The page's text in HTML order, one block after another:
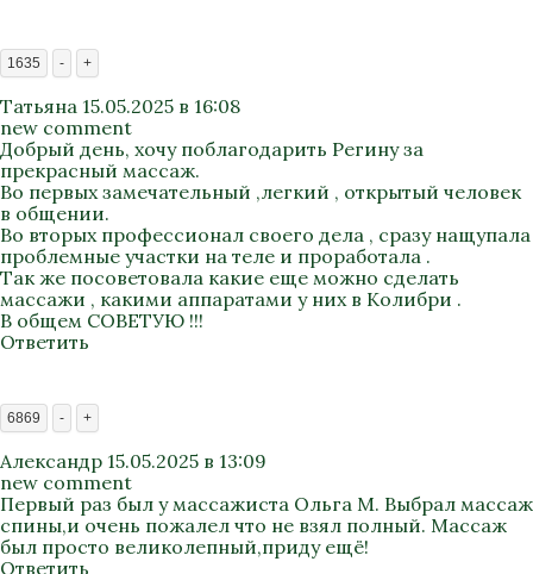
1635 - +
Татьяна 15.05.2025 в 16:08
new comment
Добрый день, хочу поблагодарить Регину за
прекрасный массаж.
Во первых замечательный ,легкий , открытый человек
в общении.
Во вторых профессионал своего дела , сразу нащупала
проблемные участки на теле и проработала .
Так же посоветовала какие еще можно сделать
массажи , какими аппаратами у них в Колибри .
В общем СОВЕТУЮ !!!
Ответить
6869 - +
Александр 15.05.2025 в 13:09
new comment
Первый раз был у массажиста Ольга М. Выбрал массаж
спины,и очень пожалел что не взял полный. Массаж
был просто великолепный,приду ещё!
Ответить